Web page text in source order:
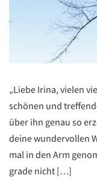
„Liebe Irina, vielen
schönen und
über ihn genau so
deine wundervollen
mal in den Arm
grade nicht […]